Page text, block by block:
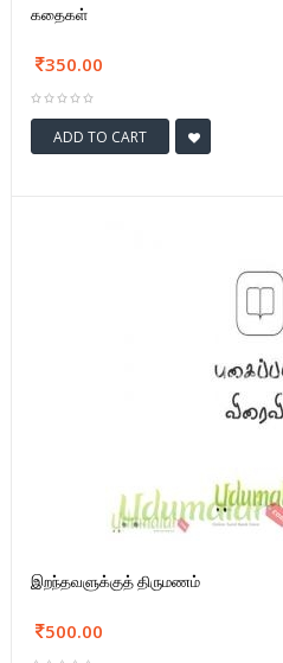
கதைகள்
350.00
ADD TO CART
இறந்தவளுக்குத் திருமணம்
500.00